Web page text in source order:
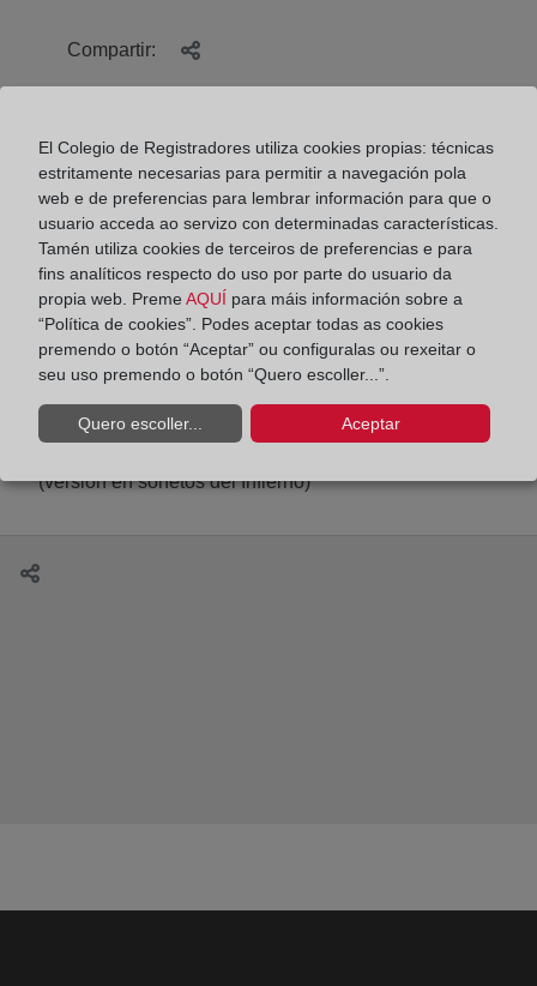
Compartir:
Nueva sesión del club de lectura del Colegio de
Registradores dedicada a Alice Munro.
Presentación del libro de María Purificación García
(versión en sonetos del Infierno)
El Colegio de Registradores utiliza cookies propias: técnicas
estritamente necesarias para permitir a navegación pola
web e de preferencias para lembrar información para que o
usuario acceda ao servizo con determinadas características.
Tamén utiliza cookies de terceiros de preferencias e para
fins analíticos respecto do uso por parte do usuario da
propia web. Preme AQUÍ para máis información sobre a
“Política de cookies”. Podes aceptar todas as cookies
premendo o botón “Aceptar” ou configuralas ou rexeitar o
seu uso premendo o botón “Quero escoller...”.
Quero escoller... Aceptar